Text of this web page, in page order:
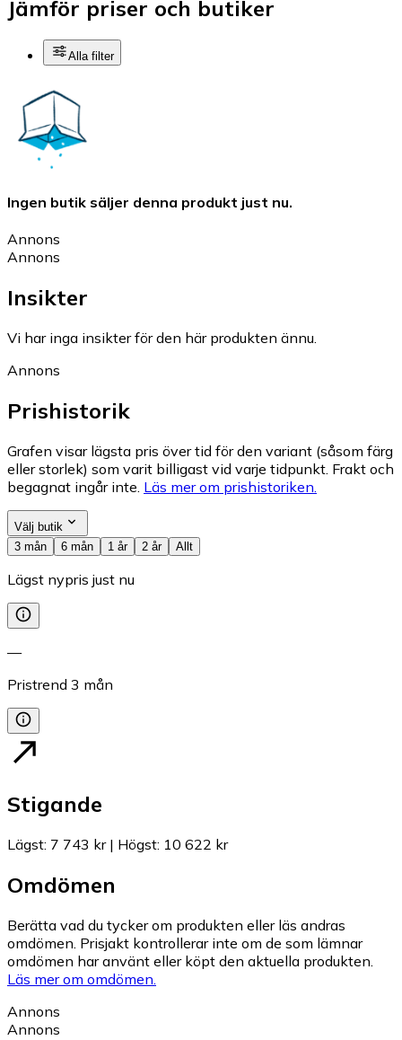
Jämför priser och butiker
Alla filter
Ingen butik säljer denna produkt just nu.
Annons
Annons
Insikter
Vi har inga insikter för den här produkten ännu.
Annons
Prishistorik
Grafen visar lägsta pris över tid för den variant (såsom färg
eller storlek) som varit billigast vid varje tidpunkt. Frakt och
begagnat ingår inte. Läs mer om prishistoriken.
Välj butik
3 mån
6 mån 1 år 2 år Allt
Lägst nypris just nu
—
Pristrend 3 mån
Stigande
Lägst: 7 743 kr| Högst: 10 622 kr
Omdömen
Berätta vad du tycker om produkten eller läs andras
omdömen. Prisjakt kontrollerar inte om de som lämnar
omdömen har använt eller köpt den aktuella produkten.
Läs mer om omdömen.
Annons
Annons